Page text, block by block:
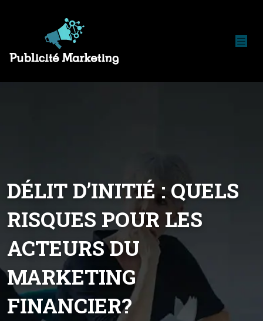
DÉLIT D’INITIÉ : QUELS
RISQUES POUR LES
ACTEURS DU
MARKETING
FINANCIER?